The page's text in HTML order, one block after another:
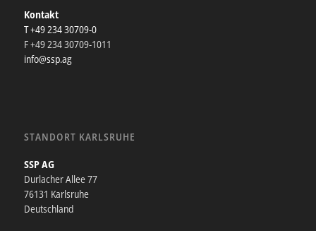
Kontakt
T +49 234 30709-0
F +49 234 30709-1011
info@ssp.ag
STANDORT KARLSRUHE
SSP AG
Durlacher Allee 77
76131 Karlsruhe
Deutschland